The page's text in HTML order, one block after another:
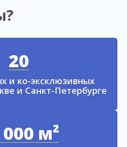
20
и ко-эксклюзивных
и Санкт-Петербурге
м²